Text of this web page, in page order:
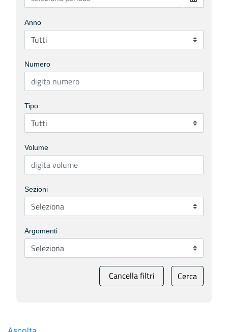
Anno
Numero
Tipo
Volume
Sezioni
Argomenti
Cancella filtri Cerca